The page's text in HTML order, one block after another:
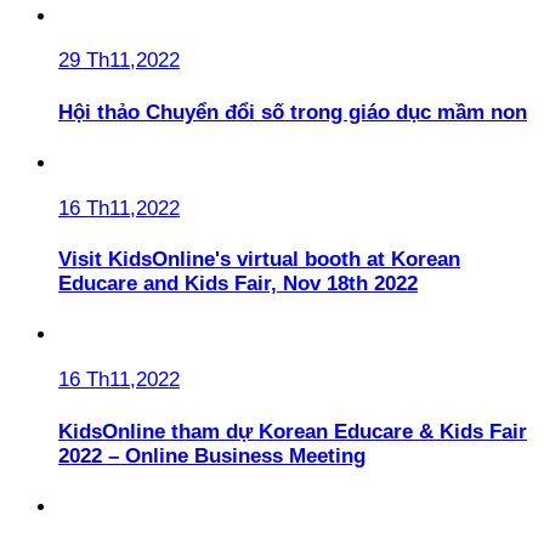
29 Th11,2022
Hội thảo Chuyển đổi số trong giáo dục mầm non
16 Th11,2022
Visit KidsOnline's virtual booth at Korean
Educare and Kids Fair, Nov 18th 2022
16 Th11,2022
KidsOnline tham dự Korean Educare & Kids Fair
2022 – Online Business Meeting